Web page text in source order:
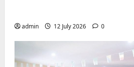
admin 12 July 2026 0